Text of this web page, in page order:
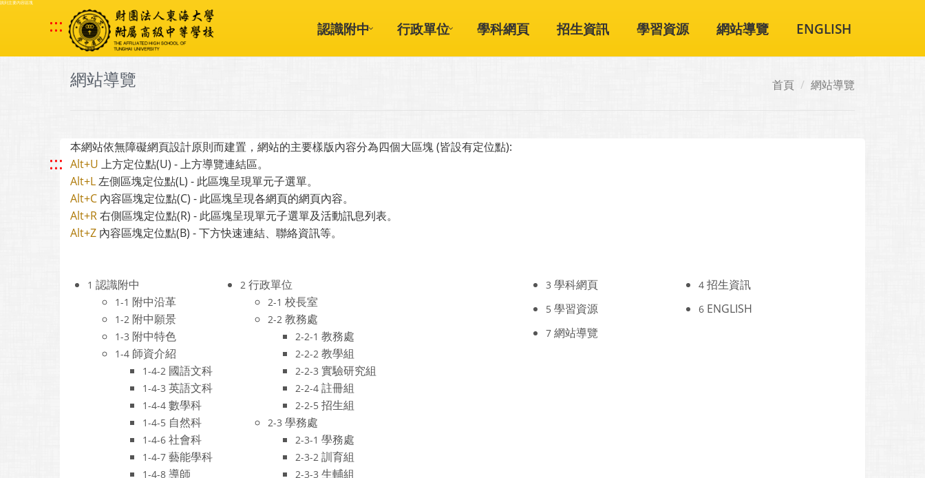
跳到主要內容區塊
::: 認識附中 行政單位 學科網頁 招生資訊 學習資源 網站導覽 ENGLISH
網站導覽 首頁 網站導覽
:::
本網站依無障礙網頁設計原則而建置，網站的主要樣版內容分為四個大區塊 (皆設有定位點):
Alt+U 上方定位點(U) - 上方導覽連結區。
Alt+L左側區塊定位點(L) - 此區塊呈現單元子選單。
Alt+C 內容區塊定位點(C) - 此區塊呈現各網頁的網頁內容。
Alt+R右側區塊定位點(R) - 此區塊呈現單元子選單及活動訊息列表。
Alt+Z 內容區塊定位點(B) - 下方快速連結、聯絡資訊等。
1 認識附中
1-1 附中沿革
1-2 附中願景
1-3 附中特色
1-4 師資介紹
1-4-2 國語文科
1-4-3 英語文科
1-4-4 數學科
1-4-5 自然科
1-4-6 社會科
1-4-7 藝能學科
1-4-8 導師
2 行政單位
2-1 校長室
2-2 教務處
2-2-1 教務處
2-2-2 教學組
2-2-3 實驗研究組
2-2-4 註冊組
2-2-5 招生組
2-3 學務處
2-3-1 學務處
2-3-2 訓育組
2-3-3 生輔組
3 學科網頁 4 招生資訊
5 學習資源 6 ENGLISH
7 網站導覽